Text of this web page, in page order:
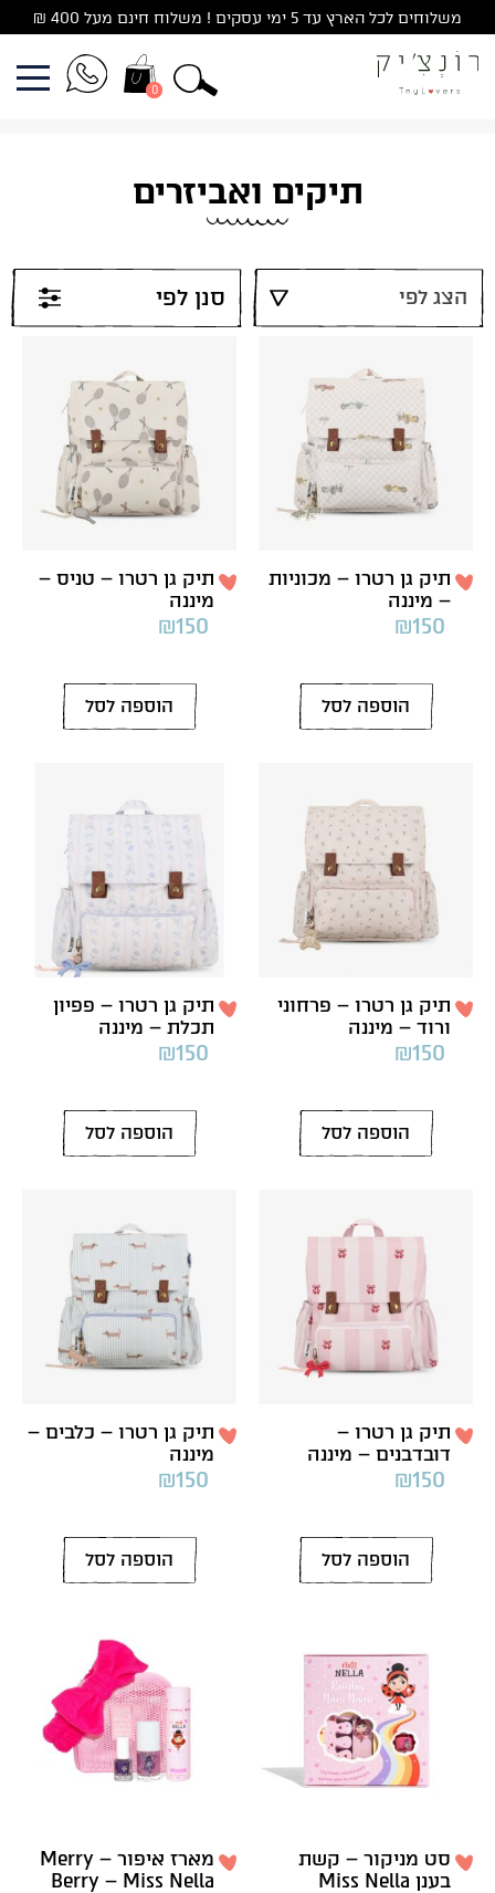
to
content
משלוחים לכל הארץ עד 5 ימי עסקים ! משלוח חינם מעל 400 ₪
0
תיקים ואביזרים
סנן לפי
תיק גן רטרו – מכוניות
– מיננה
₪150
הוספה לסל
תיק גן רטרו – טניס –
מיננה
₪150
הוספה לסל
תיק גן רטרו – פרחוני
ורוד – מיננה
₪150
הוספה לסל
תיק גן רטרו – פפיון
תכלת – מיננה
₪150
הוספה לסל
תיק גן רטרו –
דובדבנים – מיננה
₪150
הוספה לסל
תיק גן רטרו – כלבים –
מיננה
₪150
הוספה לסל
סט מניקור – קשת
בענן Miss Nella
מארז איפור – Merry
Berry – Miss Nella